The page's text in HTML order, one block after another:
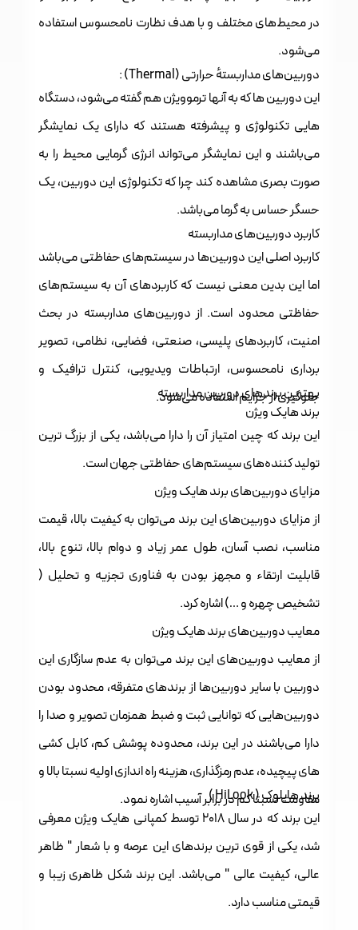
در محیط‌های مختلف و با هدف نظارت نامحسوس استفاده
می‌شود.
دوربین‌های مداربستهٔ حرارتی (Thermal) :
این دوربین ها که به آنها ترموویژن هم گفته می‌شود، دستگاه
هایی تکنولوژی و پیشرفته هستند که دارای یک نمایشگر‌
می‌باشند و این نمایشگر می‌تواند انرژی گرمایی محیط را به
صورت بصری مشاهده کند چرا که تکنولوژی این دوربین، یک
حسگر حساس به گرما می‌باشد.
کاربرد دوربین‌های مداربسته
کاربرد اصلی این دوربین‌ها در سیستم‌های حفاظتی می‌باشد
اما این بدین معنی نیست که کاربردهای آن به سیستم‌های
حفاظتی محدود است. از دوربین‌های مداربسته در بحث
امنیت، کاربرد‌های پلیسی، صنعتی، فضایی، نظامی، تصویر
برداری نامحسوس، ارتباطات ویدیویی، کنترل ترافیک و
جلوگیری از جرایم استفاده می‌شود.
بهترین برند‌های دوربین مداربسته
برند هایک ویژن
این برند که چین امتیاز آن را دارا می‌باشد، یکی از بزرگ ترین
تولید کننده‌های سیستم‌های حفاظتی جهان است.
مزایای دوربین‌های برند هایک ویژن
از مزایای دوربین‌های این برند می‌توان به کیفیت بالا، قیمت
مناسب، نصب آسان، طول عمر زیاد و دوام بالا، تنوع بالا،
قابلیت ارتقاء و مجهز بودن به فناوری تجزیه و تحلیل (
تشخیص چهره و …) اشاره کرد.
معایب دوربین‌های برند هایک ویژن
از معایب دوربین‌های این برند می‌توان به عدم سازگاری این
دوربین با سایر دوربین‌ها از برندهای متفرقه، محدود بودن
دوربین‌هایی که توانایی ثبت و ضبط همزمان تصویر و صدا را
دارا می‌باشند در این برند، محدوده پوشش کم، کابل کشی
های پیچیده، عدم رمزگذاری، هزینه راه اندازی اولیه نسبتا بالا و
مقاومت نسبتا کم در برابر آسیب اشاره نمود.
برند هایلوک ( HiLook )
این برند که در سال 2018 توسط کمپانی هایک ویژن معرفی
شد، یکی از قوی ترین برند‌های این عرصه و با شعار " ظاهر
عالی، کیفیت عالی " می‌باشد. این برند شکل ظاهری زیبا و
قیمتی مناسب دارد.